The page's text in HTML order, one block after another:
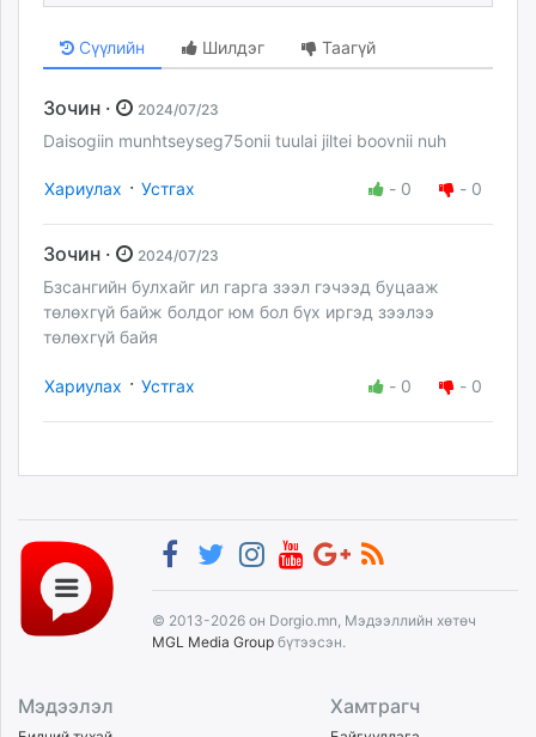
Сүүлийн Шилдэг Таагүй
Зочин · 2024/07/23
Daisogiin munhtseyseg75onii tuulai jiltei boovnii nuh
Хариулах · Устгах - 0 - 0
Зочин · 2024/07/23
Бзсангийн булхайг ил гарга зээл гэчээд буцааж
төлөхгүй байж болдог юм бол бүх иргэд зээлээ
төлөхгүй байя
Хариулах · Устгах - 0 - 0
© 2013-2026 он Dorgio.mn, Мэдээллийн хөтөч
MGL Media Group бүтээсэн.
Мэдээлэл Хамтрагч